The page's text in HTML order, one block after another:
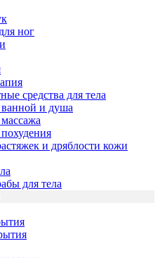
ног
средства для тела
ванной и душа
и дряблости кожи
для тела